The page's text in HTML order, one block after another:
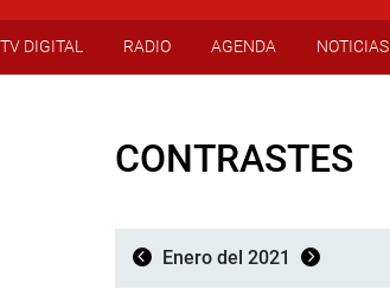
TV DIGITAL RADIO AGENDA NOTICIAS
CONTRASTES
Enero del 2021